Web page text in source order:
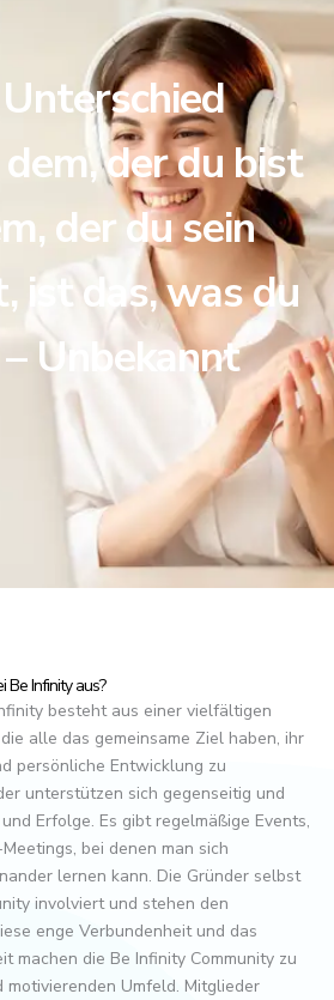
der du bist
der du sein
ist das, was du
Unbekannt
Be Infinity aus?
besteht aus einer vielfältigen
alle das gemeinsame Ziel haben, ihr
persönliche Entwicklung zu
unterstützen sich gegenseitig und
Erfolge. Es gibt regelmäßige Events,
bei denen man sich
lernen kann. Die Gründer selbst
involviert und stehen den
enge Verbundenheit und das
machen die Be Infinity Community zu
motivierenden Umfeld. Mitglieder